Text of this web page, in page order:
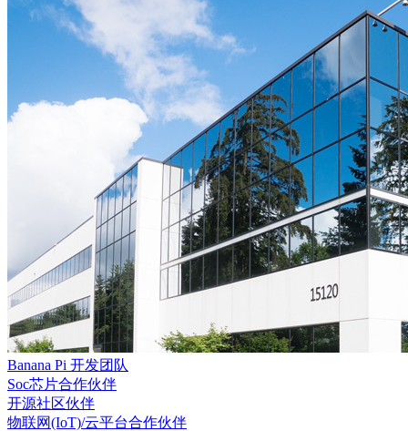
Banana Pi 开发团队
Soc芯片合作伙伴
开源社区伙伴
物联网(IoT)/云平台合作伙伴